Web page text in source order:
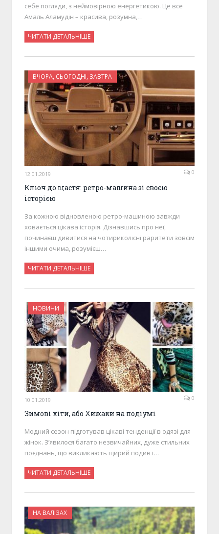
себе погляди, з неймовірною енергетикою. Це все
Амаль Аламудін – красива, розумна,…
ЧИТАТИ ДЕТАЛЬНІШЕ
ВЧОРА, СЬОГОДНІ, ЗАВТРА
12.01.2019 0
Ключ до щастя: ретро-машина зі своєю
історією
За кожною відновленою ретро-машиною завжди
ховається цікава історія. Дізнавшись про неї,
починаєш дивитися на чотириколісні раритети зовсім
іншими очима, розумієш…
ЧИТАТИ ДЕТАЛЬНІШЕ
НОВИНИ
10.01.2019 0
Зимові хіти, або Хижаки на подіумі
Модний сезон підготував цікаві тенденції в одязі для
жінок. З’явилося багато незвичайних, дуже стильних
поєднань, що викликають щирий подив і…
ЧИТАТИ ДЕТАЛЬНІШЕ
НА ВАЛІЗАХ